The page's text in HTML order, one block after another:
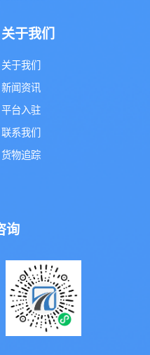
关于我们
关于我们
新闻资讯
平台入驻
联系我们
货物追踪
询